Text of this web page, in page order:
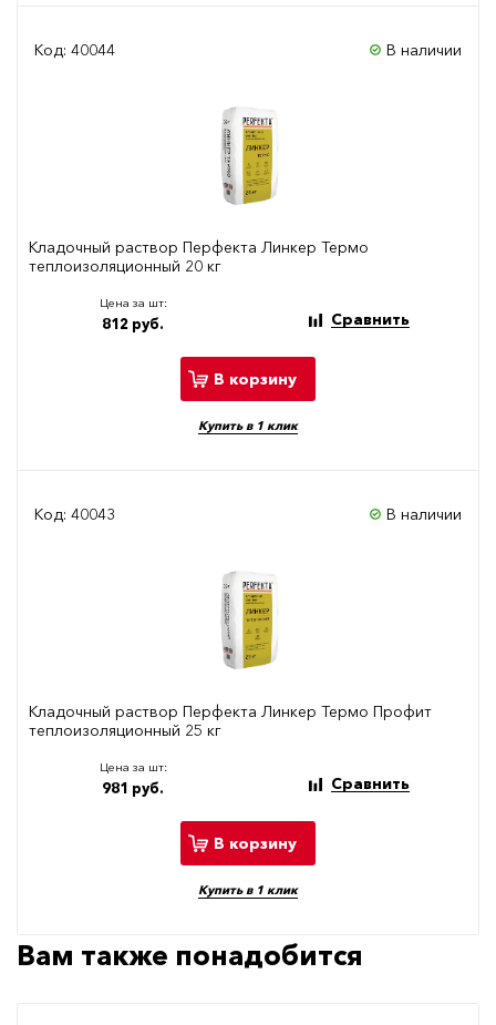
Код: 40044 В наличии
Кладочный раствор Перфекта Линкер Термо
теплоизоляционный 20 кг
Цена за шт:
812 руб. Сравнить
В корзину
Купить в 1 клик
Код: 40043 В наличии
Кладочный раствор Перфекта Линкер Термо Профит
теплоизоляционный 25 кг
Цена за шт:
981 руб. Сравнить
В корзину
Купить в 1 клик
Вам также понадобится